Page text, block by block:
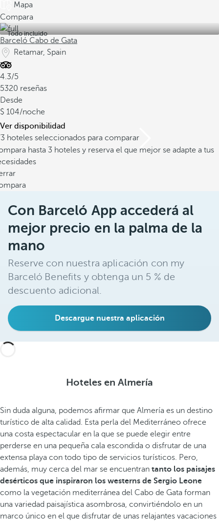
Mapa
Compara
Todo incluido
Barceló Cabo de Gata
Retamar, Spain
4.3/5
5320 reseñas
Desde
104/noche
Ver disponibilidad
hoteles seleccionados para comparar
hasta 3 hoteles y reserva el que mejor se adapte a tus
Con Barceló App accederá al
mejor precio en la palma de la
mano
Reserve con nuestra aplicación con my
Barceló Benefits y obtenga un 5 % de
descuento adicional.
Descargue nuestra aplicación
Hoteles en Almería
Sin duda alguna, podemos afirmar que Almería es un destino
turístico de alta calidad. Esta perla del Mediterráneo ofrece
una costa espectacular en la que se puede elegir entre
perderse en una pequeña cala escondida o disfrutar de una
extensa playa con todo tipo de servicios turísticos. Pero,
además, muy cerca del mar se encuentran tanto los paisajes
desérticos que inspiraron los westerns de Sergio Leone
como la vegetación mediterránea del Cabo de Gata forman
una variedad paisajística asombrosa, convirtiéndolo en un
marco único en el que disfrutar de unas relajantes vacaciones